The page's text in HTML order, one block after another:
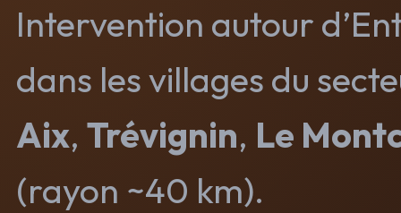
Intervention autour
dans les villages du
Aix, Trévignin, Le
(rayon ~40 km).